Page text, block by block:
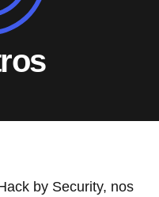
by Security, nos